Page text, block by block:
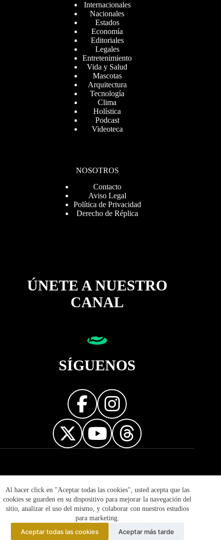
Al hacer click en "Aceptar todas las cookies", usted acepta que las
cookies se guarden en su dispositivo para mejorar la navegación del
sitio, analizar el uso del mismo, y colaborar con nuestros estudios
para marketing.
Aceptar todas las cookies Aceptar más tarde
Internacionales
Nacionales
Estados
Economía
Editoriales
Legales
Entretenimiento
Vida y Salud
Mascotas
Arquitectura
Tecnología
Clima
Holística
Podcast
Videoteca
NOSOTROS
Contacto
Aviso Legal
Política de Privacidad
Derecho de Réplica
ÚNETE A NUESTRO
CANAL
SÍGUENOS
© 2026 Mujer Informa - Prohibida la reproducción total o